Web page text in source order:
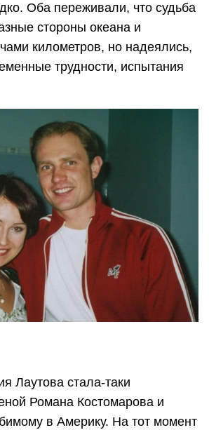
Оба переживали, что судьба
стороны океана и
километров, но надеялись,
трудности, испытания
Лаутова стала-таки
Романа Костомарова и
в Америку. На тот момент